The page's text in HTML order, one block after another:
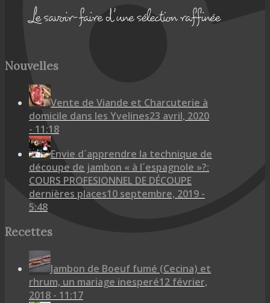
Nouvelles
Vente de Viande et Charcuterie à
domicile dans les Yvelines23 avril, 2020
- 11:18
Envie d´apprendre la technique de
découpe de jambon « à l´espagnole »?:
COURS PROFESIONNEL DE DÉCOUPE
dernières places10 septembre, 2019 -
5:48
Recettes
Jambon de Boeuf fumé (Cecina) et
rhrum, un mariage inesperé12 février,
2018 - 11:17